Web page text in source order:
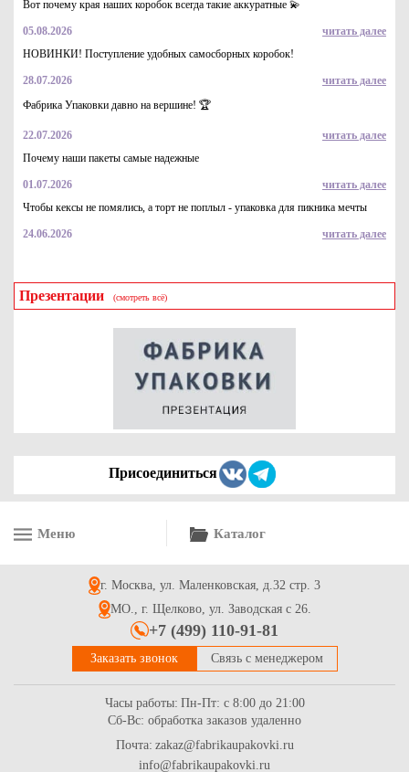
Мыло жидкое с дозатором "Help" интимный уход , 0,5 л
91 Купить
Мыло хозяйственное ГОСТ 72%, 200г
Мыло туалетное "ABSOLUT" антибактериальное, 90 г
Вот почему края наших коробок всегда такие аккуратные 💫
05.08.2026
читать далее
НОВИНКИ! Поступление удобных самосборных коробок!
28.07.2026
читать далее
Фабрика Упаковки давно на вершине! 🏆
22.07.2026
читать далее
Почему наши пакеты самые надежные
01.07.2026
читать далее
Чтобы кексы не помялись, а торт не поплыл - упаковка для пикника мечты
24.06.2026 читать далее
Презентации (смотреть всё)
Присоединиться
Меню Каталог
г. Москва, ул. Маленковская, д.32 стр. 3
МО., г. Щелково, ул. Заводская с 26.
+7 (499) 110-91-81
Заказать звонок Связь с менеджером
Часы работы: Пн-Пт: с 8:00 до 21:00
Сб-Вс: обработка заказов удаленно
Почта: zakaz@fabrikaupakovki.ru
info@fabrikaupakovki.ru